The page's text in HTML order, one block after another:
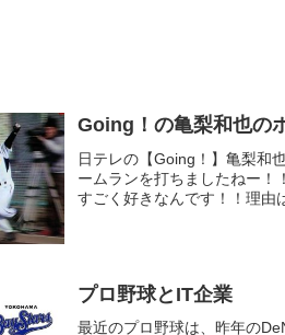
Going！の亀梨和也の
日テレの【Going！】亀梨和
ームランを打ちましたねー！
すごく好きなんです！！理由
プロ野球とIT企業
最近のプロ野球は、昨年の